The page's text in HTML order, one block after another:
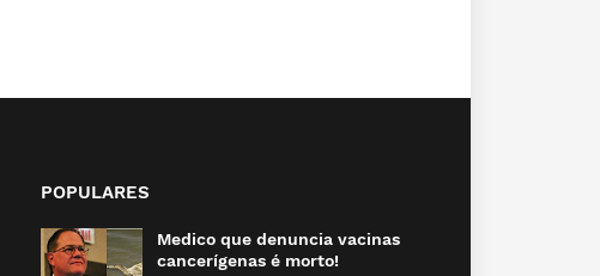
POPULARES
Medico que denuncia vacinas
cancerígenas é morto!